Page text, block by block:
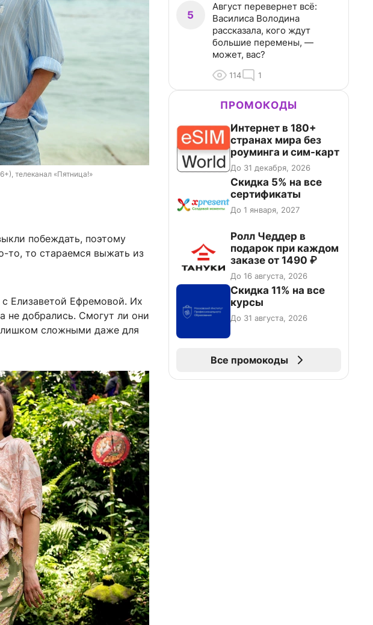
телеканал «Пятница!»
побеждать, поэтому
то, то стараемся выжать из
Елизаветой Ефремовой. Их
не добрались. Смогут ли они
сложными даже для
5
Август перевернет всё:
Василиса Володина
рассказала, кого ждут
большие перемены, —
может, вас?
114 1
ПРОМОКОДЫ
Интернет в 180+
странах мира без
роуминга и сим-карт
До 31 декабря, 2026
Скидка 5% на все
сертификаты
До 1 января, 2027
Ролл Чеддер в
подарок при каждом
заказе от 1490 ₽
До 16 августа, 2026
Скидка 11% на все
курсы
До 31 августа, 2026
Все промокоды